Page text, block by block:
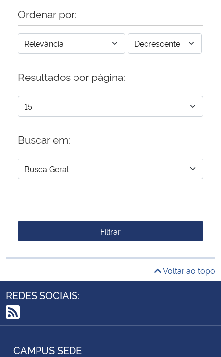
Ordenar por:
Resultados por página:
Buscar em:
Filtrar
Voltar ao topo
REDES SOCIAIS:
RSS
CAMPUS SEDE